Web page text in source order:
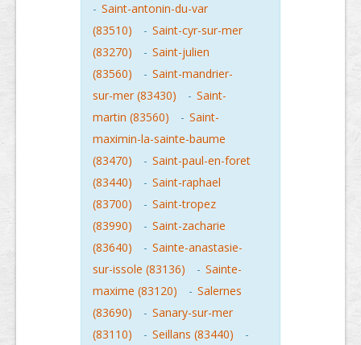
- Saint-antonin-du-var
(83510)
- Saint-cyr-sur-mer
(83270)
- Saint-julien
(83560)
- Saint-mandrier-
sur-mer (83430)
- Saint-
martin (83560)
- Saint-
maximin-la-sainte-baume
(83470)
- Saint-paul-en-foret
(83440)
- Saint-raphael
(83700)
- Saint-tropez
(83990)
- Saint-zacharie
(83640)
- Sainte-anastasie-
sur-issole (83136)
- Sainte-
maxime (83120)
- Salernes
(83690)
- Sanary-sur-mer
(83110)
- Seillans (83440)
-